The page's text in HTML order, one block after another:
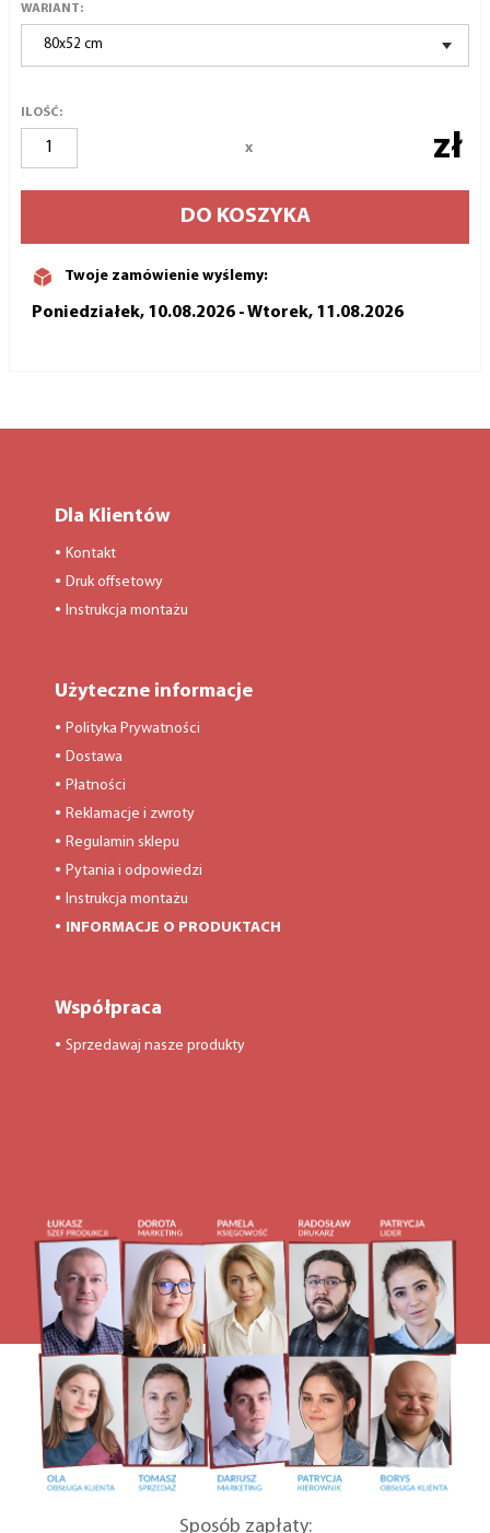
WARIANT:
80x52 cm
ILOŚĆ:
x zł
DO KOSZYKA
Twoje zamówienie wyślemy:
Poniedziałek, 10.08.2026 - Wtorek, 11.08.2026
Dla Klientów
● Kontakt
● Druk offsetowy
● Instrukcja montażu
Użyteczne informacje
● Polityka Prywatności
● Dostawa
● Płatności
● Reklamacje i zwroty
● Regulamin sklepu
● Pytania i odpowiedzi
● Instrukcja montażu
● INFORMACJE O PRODUKTACH
Współpraca
● Sprzedawaj nasze produkty
Sposób zapłaty: